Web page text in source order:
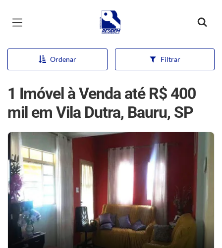
Página inicial
Ordenar Filtrar
1 Imóvel à Venda até R$ 400
mil em Vila Dutra, Bauru, SP